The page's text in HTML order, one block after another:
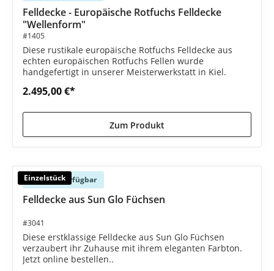
Durchschnittliche
Felldecke - Europäische Rotfuchs Felldecke
"Wellenform"
#1405
Diese rustikale europäische Rotfuchs Felldecke aus
echten europäischen Rotfuchs Fellen wurde
handgefertigt in unserer Meisterwerkstatt in Kiel.
2.495,00 €*
Zum Produkt
Einzelstück
Sofort verfügbar
Felldecke aus Sun Glo Füchsen
#3041
Diese erstklassige Felldecke aus Sun Glo Füchsen
verzaubert ihr Zuhause mit ihrem eleganten Farbton.
Jetzt online bestellen..